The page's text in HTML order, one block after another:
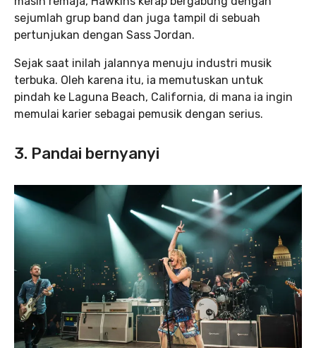
sejumlah grup band dan juga tampil di sebuah
pertunjukan dengan Sass Jordan.
Sejak saat inilah jalannya menuju industri musik
terbuka. Oleh karena itu, ia memutuskan untuk
pindah ke Laguna Beach, California, di mana ia ingin
memulai karier sebagai pemusik dengan serius.
3. Pandai bernyanyi